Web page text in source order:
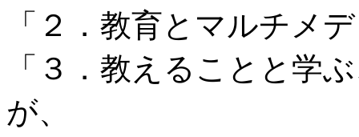
「２．教育とマルチメ
「３．教えることと学
が、